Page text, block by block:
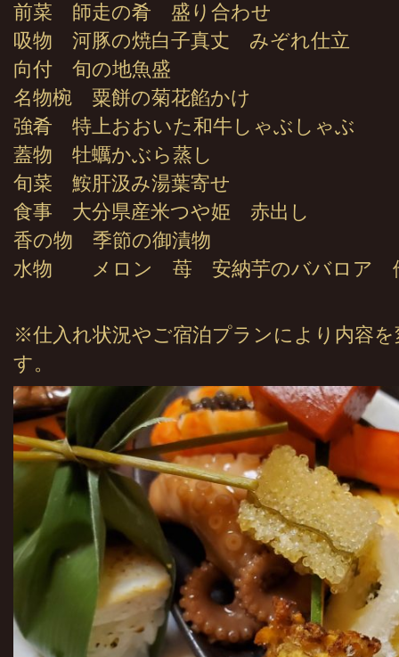
前菜 師走の肴 盛り合わせ
吸物 河豚の焼白子真丈 みぞれ仕立
向付 旬の地魚盛
名物椀 粟餅の菊花餡かけ
強肴 特上おおいた和牛しゃぶしゃぶ
蓋物 牡蠣かぶら蒸し
旬菜 鮟肝汲み湯葉寄せ
食事 大分県産米つや姫 赤出し
香の物 季節の御漬物
水物 メロン 苺 安納芋のババロア
※仕入れ状況やご宿泊プランにより内容
す。